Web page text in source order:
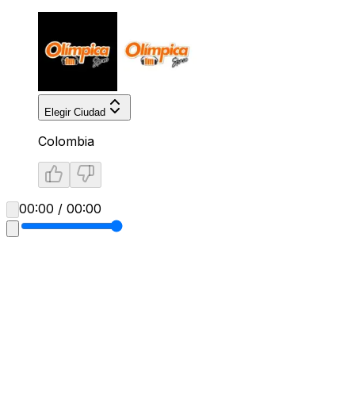
Elegir Ciudad
Colombia
00:00 / 00:00